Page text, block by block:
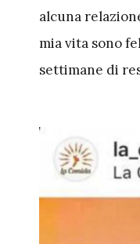
alcuna
mia vita sono
settimane di